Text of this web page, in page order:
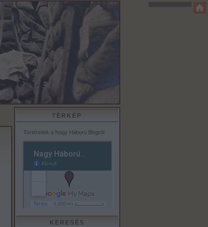
TÉRKÉP
Történetek a Nagy Háború Blogról
KERESÉS